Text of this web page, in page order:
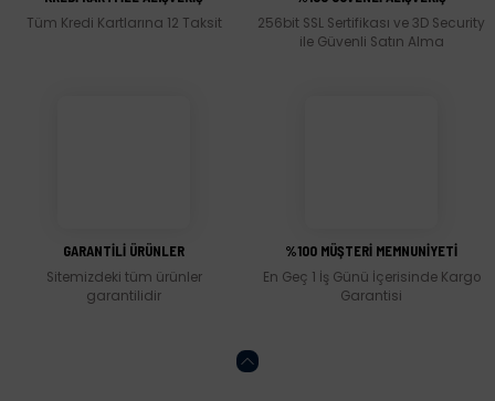
Ürün fiyatı diğer sitelerden daha pahalı.
Tüm Kredi Kartlarına 12 Taksit
256bit SSL Sertifikası ve 3D Security
ile Güvenli Satın Alma
GARANTİLİ ÜRÜNLER
Sitemizdeki tüm ürünler
garantilidir
%100 MÜŞTERİ MEMNUNİYETİ
En Geç 1 İş Günü İçerisinde Kargo
Garantisi